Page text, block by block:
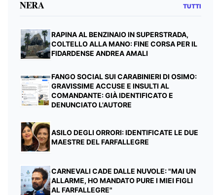
NERA TUTTI
RAPINA AL BENZINAIO IN SUPERSTRADA,
COLTELLO ALLA MANO: FINE CORSA PER IL
FIDARDENSE ANDREA AMALI
FANGO SOCIAL SUI CARABINIERI DI OSIMO:
GRAVISSIME ACCUSE E INSULTI AL
COMANDANTE: GIÀ IDENTIFICATO E
DENUNCIATO L'AUTORE
ASILO DEGLI ORRORI: IDENTIFICATE LE DUE
MAESTRE DEL FARFALLEGRE
CARNEVALI CADE DALLE NUVOLE: "MAI UN
ALLARME, HO MANDATO PURE I MIEI FIGLI
AL FARFALLEGRE"